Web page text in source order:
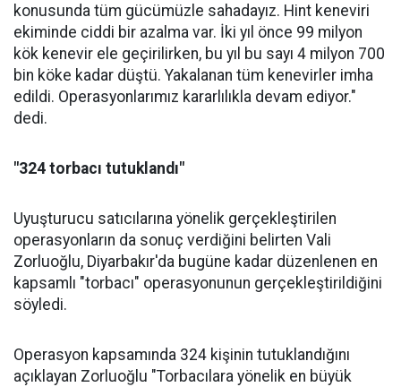
konusunda tüm gücümüzle sahadayız. Hint keneviri
ekiminde ciddi bir azalma var. İki yıl önce 99 milyon
kök kenevir ele geçirilirken, bu yıl bu sayı 4 milyon 700
bin köke kadar düştü. Yakalanan tüm kenevirler imha
edildi. Operasyonlarımız kararlılıkla devam ediyor."
dedi.
"324 torbacı tutuklandı"
Uyuşturucu satıcılarına yönelik gerçekleştirilen
operasyonların da sonuç verdiğini belirten Vali
Zorluoğlu, Diyarbakır'da bugüne kadar düzenlenen en
kapsamlı "torbacı" operasyonunun gerçekleştirildiğini
söyledi.
Operasyon kapsamında 324 kişinin tutuklandığını
açıklayan Zorluoğlu "Torbacılara yönelik en büyük